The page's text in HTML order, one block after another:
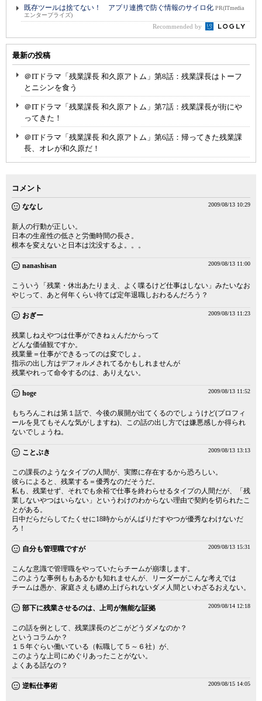
既存ツールは捨てない！ アプリ連携で防ぐ情報のサイロ化 PR(ITmedia
エンタープライズ)
Recommended by
最新の投稿
＠ITドラマ「残業課長 和久原アトム」第8話：残業課長はトーフ
とニシンを食う
＠ITドラマ「残業課長 和久原アトム」第7話：残業課長が街にや
ってきた！
＠ITドラマ「残業課長 和久原アトム」第6話：帰ってきた残業課
長、オレが和久原だ！
コメント
ななし 2009/08/13 10:29
新人の行動が正しい。
日本の生産性の低さと労働時間の長さ。
根本を変えないと日本は沈没するよ。。。
nanashisan 2009/08/13 11:00
こういう「残業・休出あたりまえ、よく喋るけど仕事はしない」みたいなお
やじって、あと何年くらい待てば定年退職しおわるんだろう？
おぎー 2009/08/13 11:23
残業しねえやつは仕事ができねぇんだからって
どんな価値観ですか。
残業量＝仕事ができるってのは変でしょ。
指示の出し方はデフォルメされてるかもしれませんが
残業やれって命令するのは、ありえない。
hoge 2009/08/13 11:52
もちろんこれは第１話で、今後の展開が出てくるのでしょうけど(プロフィ
ールを見てもそんな気がしますね)、この話の出し方では嫌悪感しか得られ
ないでしょうね。
ことぶき 2009/08/13 13:13
この課長のようなタイプの人間が、実際に存在するから恐ろしい。
彼らによると、残業する＝優秀なのだそうだ。
私も、残業せず、それでも余裕で仕事を終わらせるタイプの人間だが、「残
業しないやつはいらない」というわけのわからない理由で契約を切られたこ
とがある。
日中だらだらしてたくせに18時からがんばりだすやつが優秀なわけないだ
ろ！
自分も管理職ですが 2009/08/13 15:31
こんな意識で管理職をやっていたらチームが崩壊します。
このような事例ももあるかも知れませんが、リーダーがこんな考えでは
チームは愚か、家庭さえも纏め上げられないダメ人間といわざるおえない。
部下に残業させるのは、上司が無能な証拠 2009/08/14 12:18
この話を例として、残業課長のどこがどうダメなのか？
というコラムか？
１５年ぐらい働いている（転職して５～６社）が、
このような上司にめぐりあったことがない。
よくある話なの？
逆転仕事術 2009/08/15 14:05